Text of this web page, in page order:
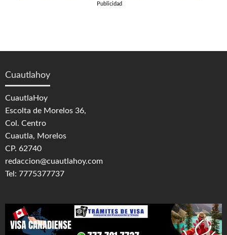
Publicidad
Cuautlahoy
CuautlaHoy
Escolta de Morelos 36,
Col. Centro
Cuautla, Morelos
CP. 62740
redaccion@cuautlahoy.com
Tel: 7775377737